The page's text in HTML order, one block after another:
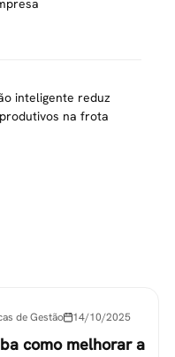
inteligente reduz
na frota
de Gestão 14/10/2025
como melhorar a